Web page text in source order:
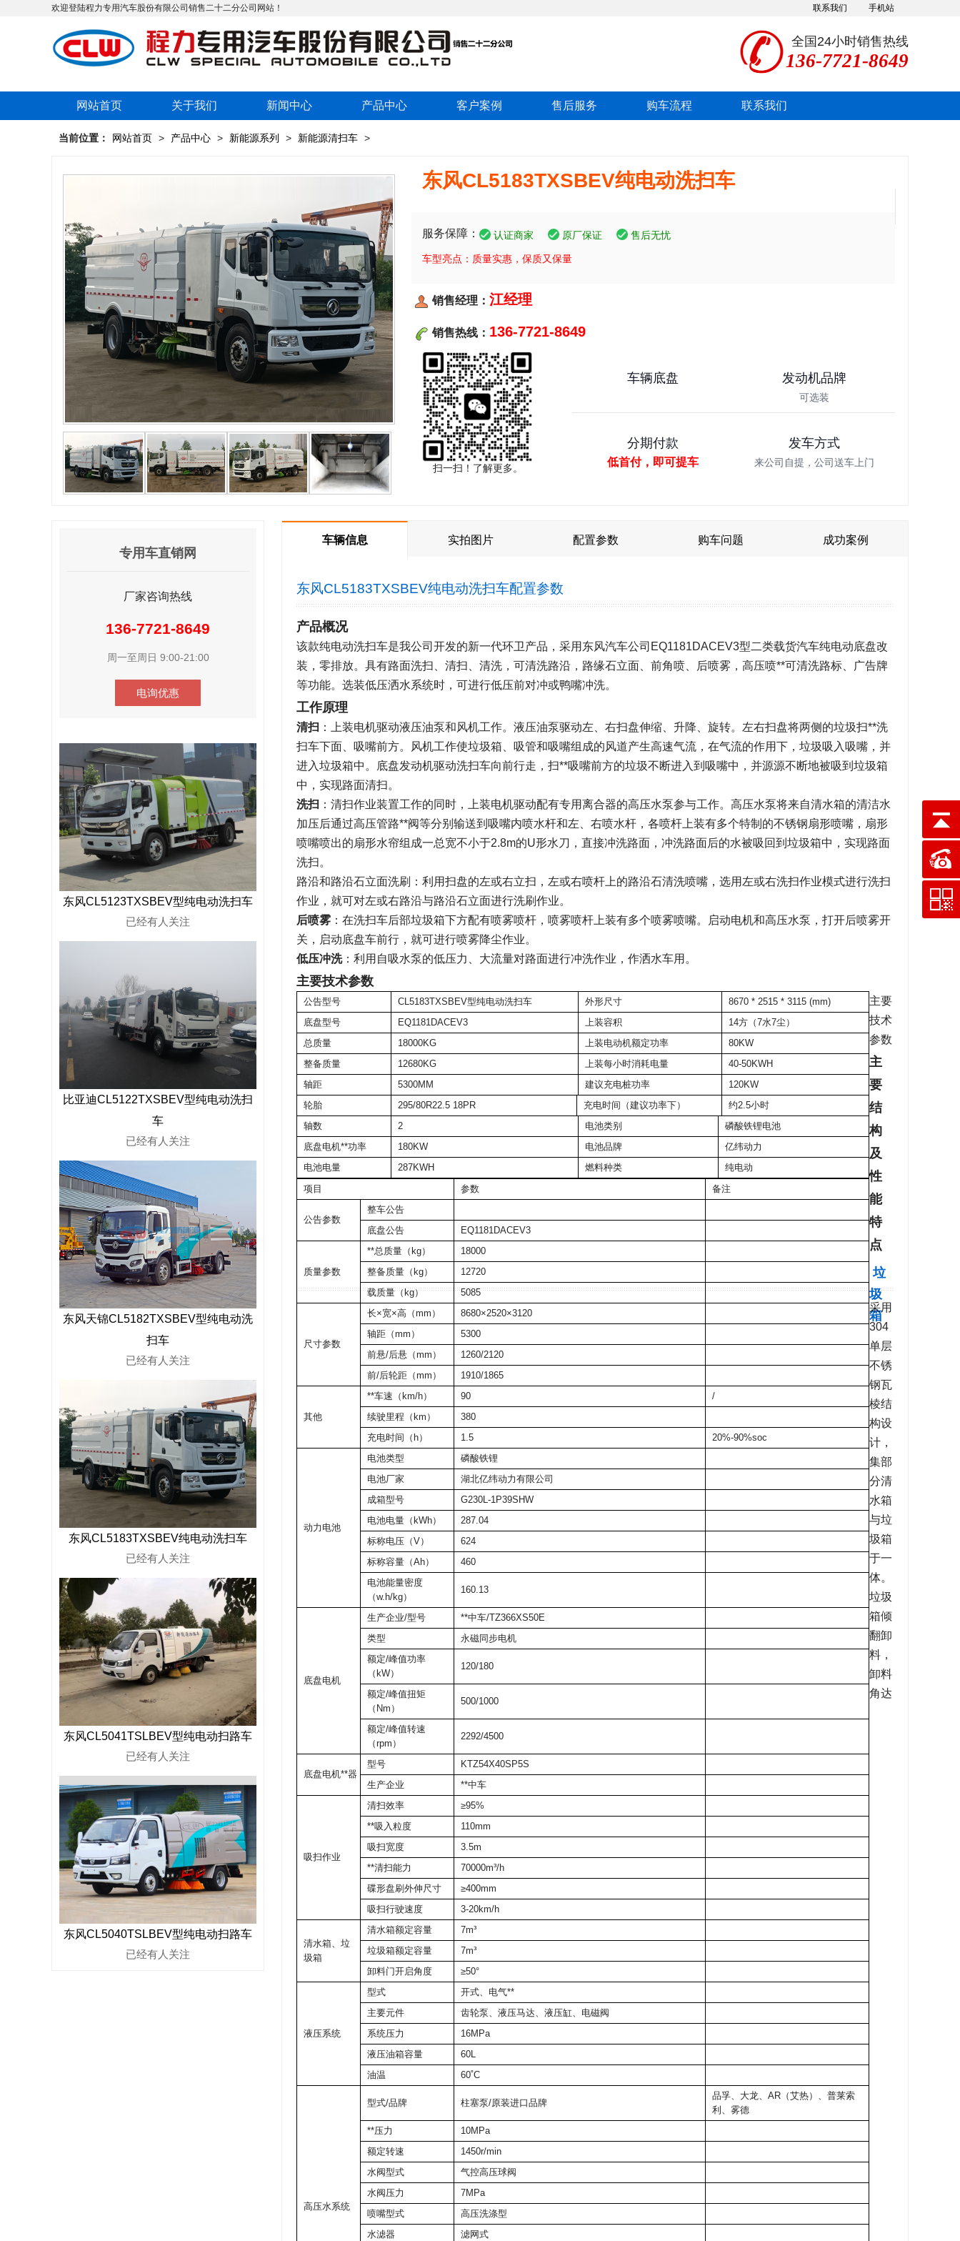
欢迎登陆程力专用汽车股份有限公司销售二十二分公司网站！ 手机站
联系我们
全国24小时销售热线
136-7721-8649
网站首页 关于我们 新闻中心 产品中心 客户案例 售后服务 购车流程 联系我们
当前位置： 网站首页 > 产品中心 > 新能源系列 > 新能源清扫车 >
东风CL5183TXSBEV纯电动洗扫车
服务保障： 认证商家 原厂保证 售后无忧
车型亮点：质量实惠，保质又保量
销售经理： 江经理
销售热线： 136-7721-8649
扫一扫！了解更多。
车辆底盘 发动机品牌
可选装
分期付款
低首付，即可提车
发车方式
来公司自提，公司送车上门
车辆信息 实拍图片 配置参数 购车问题 成功案例
东风CL5183TXSBEV纯电动洗扫车配置参数
产品概况
该款纯电动洗扫车是我公司开发的新一代环卫产品，采用东风汽车公司EQ1181DACEV3型二类载货汽车纯电动底盘改
装，零排放。具有路面洗扫、清扫、清洗，可清洗路沿，路缘石立面、前角喷、后喷雾，高压喷**可清洗路标、广告牌
等功能。选装低压洒水系统时，可进行低压前对冲或鸭嘴冲洗。
工作原理
清扫 ：上装电机驱动液压油泵和风机工作。液压油泵驱动左、右扫盘伸缩、升降、旋转。左右扫盘将两侧的垃圾扫**洗
扫车下面、吸嘴前方。风机工作使垃圾箱、吸管和吸嘴组成的风道产生高速气流，在气流的作用下，垃圾吸入吸嘴，并
进入垃圾箱中。底盘发动机驱动洗扫车向前行走，扫**吸嘴前方的垃圾不断进入到吸嘴中，并源源不断地被吸到垃圾箱
中，实现路面清扫。
洗扫 ：清扫作业装置工作的同时，上装电机驱动配有专用离合器的高压水泵参与工作。高压水泵将来自清水箱的清洁水
加压后通过高压管路**阀等分别输送到吸嘴内喷水杆和左、右喷水杆，各喷杆上装有多个特制的不锈钢扇形喷嘴，扇形
喷嘴喷出的扇形水帘组成一总宽不小于2.8m的U形水刀，直接冲洗路面，冲洗路面后的水被吸回到垃圾箱中，实现路面
洗扫。
路沿和路沿石立面洗刷：利用扫盘的左或右立扫，左或右喷杆上的路沿石清洗喷嘴，选用左或右洗扫作业模式进行洗扫
作业，就可对左或右路沿与路沿石立面进行洗刷作业。
后喷雾 ：在洗扫车后部垃圾箱下方配有喷雾喷杆，喷雾喷杆上装有多个喷雾喷嘴。启动电机和高压水泵，打开后喷雾开
关，启动底盘车前行，就可进行喷雾降尘作业。
低压冲洗：利用自吸水泵的低压力、大流量对路面进行冲洗作业，作洒水车用。
主要技术参数
公告型号 CL5183TXSBEV型纯电动洗扫车 外形尺寸
8670 * 2515 * 3115 (mm)
底盘型号
EQ1181DACEV3 上装容积
14方（7水7尘）
总质量
18000KG 上装电动机额定功率
80KW
整备质量
12680KG 上装每小时消耗电量
40-50KWH
轴距
5300MM 建议充电桩功率
120KW
轮胎
295/80R22.5 18PR 充电时间（建议功率下）
约2.5小时
轴数
2 电池类别
磷酸铁锂电池
底盘电机**功率
180KW 电池品牌
亿纬动力
电池电量
287KWH 燃料种类 纯电动
主要
技术
参数
项目 参数 备注
公告参数
整车公告
底盘公告
EQ1181DACEV3
质量参数
**总质量（kg）
18000
整备质量（kg）
12720
载质量（kg）
5085
尺寸参数
长×宽×高（mm）
8680×2520×3120
轴距（mm）
5300
前悬/后悬（mm）
1260/2120
前/后轮距（mm）
1910/1865
其他
**车速（km/h） 90
/
续驶里程（km）
380
充电时间（h）
1.5 20%-90%soc
动力电池
电池类型
磷酸铁锂
电池厂家
湖北亿纬动力有限公司
成箱型号
G230L-1P39SHW
电池电量（kWh）
287.04
标称电压（V）
624
标称容量（Ah）
460
电池能量密度
（w.h/kg）
160.13
底盘电机
生产企业/型号
**中车/TZ366XS50E
类型
永磁同步电机
额定/峰值功率
（kW）
120/180
额定/峰值扭矩
（Nm）
500/1000
额定/峰值转速
（rpm）
2292/4500
底盘电机**器
型号
KTZ54X40SP5S
生产企业
**中车
吸扫作业
清扫效率
≥95%
**吸入粒度
110mm
吸扫宽度
3.5m
**清扫能力
70000m³/h
碟形盘刷外伸尺寸
≥400mm
吸扫行驶速度
3-20km/h
清水箱、垃
圾箱
清水箱额定容量
7m³
垃圾箱额定容量
7m³
卸料门开启角度
≥50°
液压系统
型式
开式、电气**
主要元件
齿轮泵、液压马达、液压缸、电磁阀
系统压力
16MPa
液压油箱容量
60L
油温
60˚C
高压水系统
型式/品牌 柱塞泵/原装进口品牌
品孚、大龙、AR（艾热）、普莱索
利、雾德
**压力
10MPa
额定转速
1450r/min
水阀型式
气控高压球阀
水阀压力
7MPa
喷嘴型式
高压洗涤型
水滤器
滤网式
主
要
结
构
及
性
能
特
点
垃
圾
箱
采用
304
单层
不锈
钢瓦
棱结
构设
计，
集部
分清
水箱
与垃
圾箱
于一
体。
垃圾
箱倾
翻卸
料，
卸料
角达
专用车直销网
厂家咨询热线
136-7721-8649
周一至周日 9:00-21:00
电询优惠
东风CL5123TXSBEV型纯电动洗扫车
已经有人关注
比亚迪CL5122TXSBEV型纯电动洗扫
车
已经有人关注
东风天锦CL5182TXSBEV型纯电动洗
扫车
已经有人关注
东风CL5183TXSBEV纯电动洗扫车
已经有人关注
东风CL5041TSLBEV型纯电动扫路车
已经有人关注
东风CL5040TSLBEV型纯电动扫路车
已经有人关注